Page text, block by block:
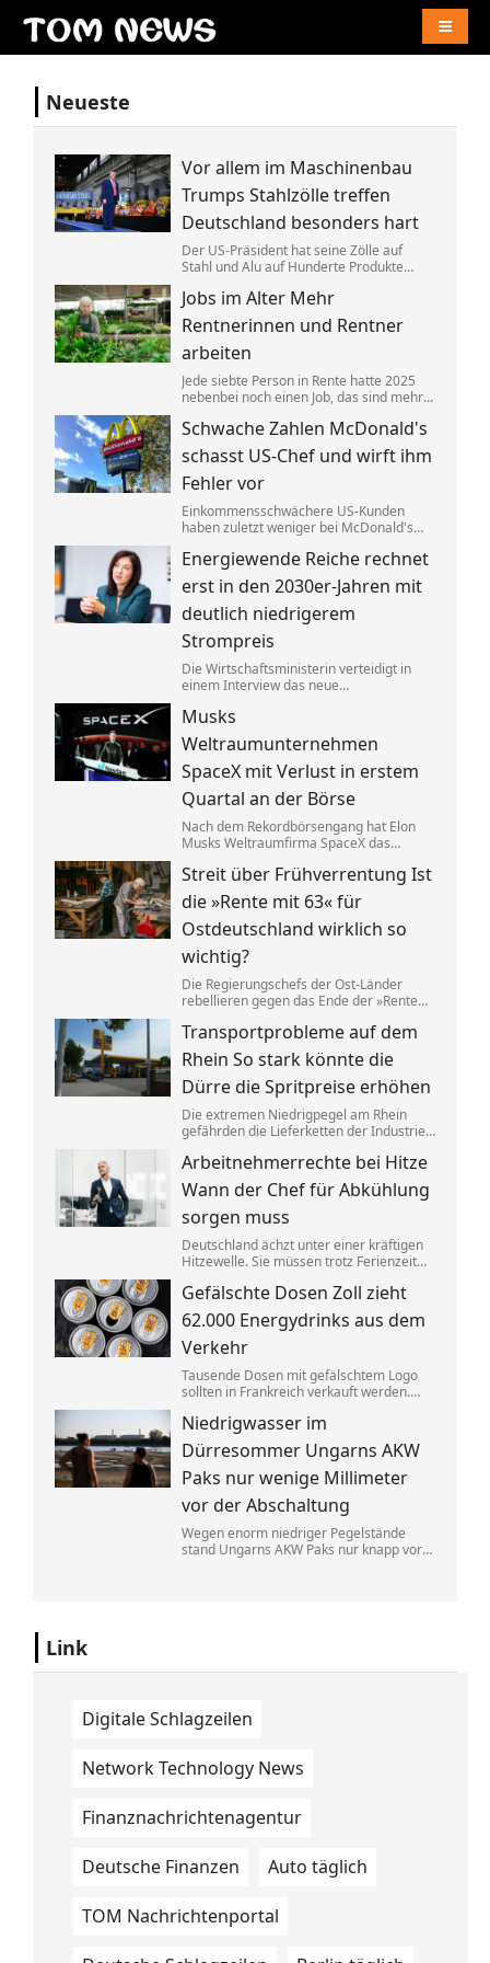
Neueste
Vor allem im Maschinenbau
Trumps Stahlzölle treffen
Deutschland besonders hart
Der US-Präsident hat seine Zölle auf
Stahl und Alu auf Hunderte Produkte
überproportional, zeigt eine neue
Auswertung. China umgeht das offenbar
mit einem Trick.
Jobs im Alter Mehr
Rentnerinnen und Rentner
arbeiten
Jede siebte Person in Rente hatte 2025
nebenbei noch einen Job, das sind mehr
Arbeitgeberverbände »fassungslos«,
dass einige Ministerpräsidenten die
»Rente mit 63« nun doch behalten wollen.
Schwache Zahlen McDonald's
schasst US-Chef und wirft ihm
Fehler vor
Einkommensschwächere US-Kunden
haben zuletzt weniger bei McDonald's
Länderchef aus – Grund für die
schlechten Zahlen seien chaotische
Angebote.
Energiewende Reiche rechnet
erst in den 2030er-Jahren mit
deutlich niedrigerem
Strompreis
Die Wirtschaftsministerin verteidigt in
einem Interview das neue
zu senken. Bis Verbraucher davon etwas
merken, soll es aber noch dauern.
Musks
Weltraumunternehmen
SpaceX mit Verlust in erstem
Quartal an der Börse
Nach dem Rekordbörsengang hat Elon
Musks Weltraumfirma SpaceX das
Millionen Dollar beendet. Zugleich hat
sich der Umsatz nahezu verdoppelt –
dank der Satellitentochter Starlink.
Streit über Frühverrentung Ist
die »Rente mit 63« für
Ostdeutschland wirklich so
wichtig?
Die Regierungschefs der Ost-Länder
rebellieren gegen das Ende der »Rente
größerer Anteil der Ostdeutschen die
dafür nötigen Beitragsjahre. Doch die
Unterschiede zum Westen werden
kleiner.
Transportprobleme auf dem
Rhein So stark könnte die
Dürre die Spritpreise erhöhen
Die extremen Niedrigpegel am Rhein
gefährden die Lieferketten der Industrie.
Autofahrer und das Wirtschaftswachstum
bedeuten könnte.
Arbeitnehmerrechte bei Hitze
Wann der Chef für Abkühlung
sorgen muss
Deutschland ächzt unter einer kräftigen
Hitzewelle. Sie müssen trotz Ferienzeit
so manche Erleichterung.
Gefälschte Dosen Zoll zieht
62.000 Energydrinks aus dem
Verkehr
Tausende Dosen mit gefälschtem Logo
sollten in Frankreich verkauft werden.
Energydrinks, die Getränke wurden
vernichtet.
Niedrigwasser im
Dürresommer Ungarns AKW
Paks nur wenige Millimeter
vor der Abschaltung
Wegen enorm niedriger Pegelstände
stand Ungarns AKW Paks nur knapp vor
Link
Digitale Schlagzeilen
Network Technology News
Finanznachrichtenagentur
Deutsche Finanzen Auto täglich
TOM Nachrichtenportal